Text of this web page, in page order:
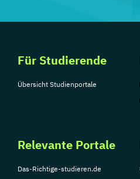
Für Studierende
Übersicht Studienportale
Relevante Portale
Das-Richtige-studieren.de